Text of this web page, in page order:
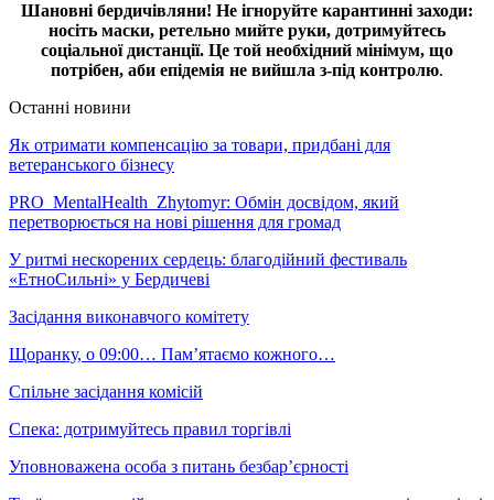
Шановні бердичівляни! Не ігноруйте карантинні заходи:
носіть маски, ретельно мийте руки, дотримуйтесь
соціальної дистанції. Це той необхідний мінімум, що
потрібен, аби епідемія не вийшла з-під контролю.
Останні новини
Як отримати компенсацію за товари, придбані для
ветеранського бізнесу
PRO_MentalHealth_Zhytomyr: Обмін досвідом, який
перетворюється на нові рішення для громад
У ритмі нескорених сердець: благодійний фестиваль
«ЕтноСильні» у Бердичеві
Засідання виконавчого комітету
Щоранку, о 09:00… Пам’ятаємо кожного…
Спільне засідання комісій
Спека: дотримуйтесь правил торгівлі
Уповноважена особа з питань безбар’єрності